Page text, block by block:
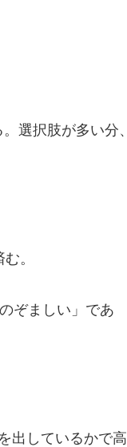
選択肢が多い分、
。
ぞましい」であ
出しているかで高